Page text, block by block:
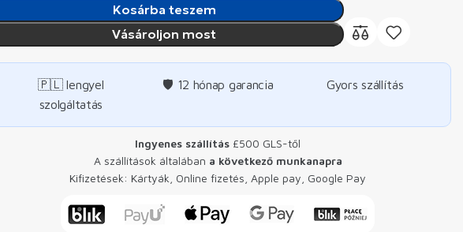
Kosárba teszem
Vásároljon most
🇵🇱 lengyel
szolgáltatás
🛡️ 12 hónap garancia Gyors szállítás
Ingyenes szállítás £500 GLS-től
A szállítások általában a következő munkanapra
Kifizetések: Kártyák, Online fizetés, Apple pay, Google Pay